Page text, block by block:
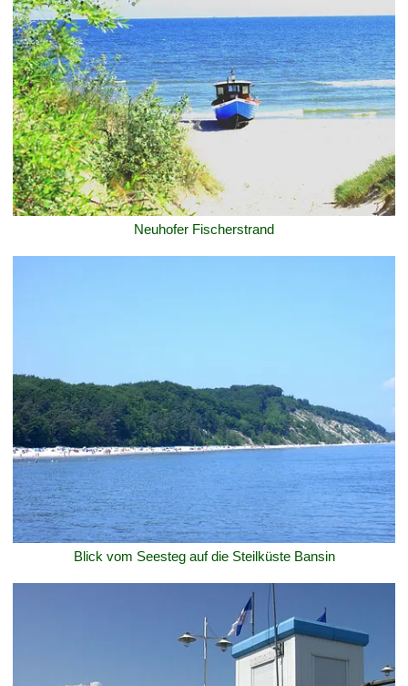
Neuhofer Fischerstrand
Blick vom Seesteg auf die Steilküste Bansin